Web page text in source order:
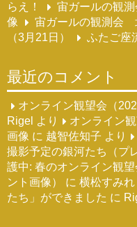
らえ！
宙ガールの観
像
宙ガールの観測会
（3月21日）
ふたご座
最近のコメント
オンライン観望会（
Rigel より
オンライン
画像 に 越智佐知子 より
撮影予定の銀河たち（プ
護中: 春のオンライン観
ント画像）
に 横松すみれ
たち」ができました に